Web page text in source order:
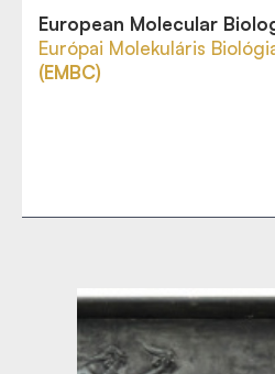
European Molecular
Európai Molekuláris
(EMBC)